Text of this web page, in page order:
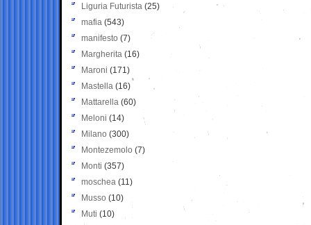
Liguria Futurista (25)
mafia (543)
manifesto (7)
Margherita (16)
Maroni (171)
Mastella (16)
Mattarella (60)
Meloni (14)
Milano (300)
Montezemolo (7)
Monti (357)
moschea (11)
Musso (10)
Muti (10)